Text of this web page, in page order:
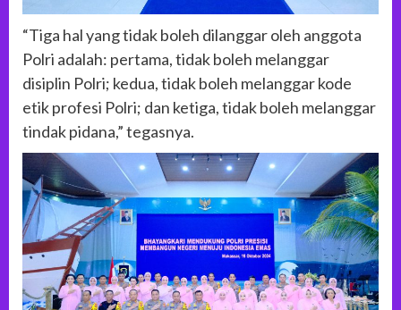
“Tiga hal yang tidak boleh dilanggar oleh anggota
Polri adalah: pertama, tidak boleh melanggar
disiplin Polri; kedua, tidak boleh melanggar kode
etik profesi Polri; dan ketiga, tidak boleh melanggar
tindak pidana,” tegasnya.